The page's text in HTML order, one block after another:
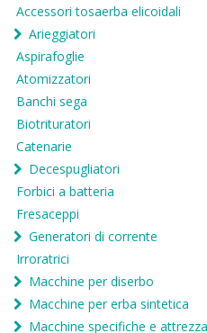
Accessori tosaerba elicoidali
Arieggiatori
Aspirafoglie
Atomizzatori
Banchi sega
Biotrituratori
Catenarie
Decespugliatori
Forbici a batteria
Fresaceppi
Generatori di corrente
Irroratrici
Macchine per diserbo
Macchine per erba sintetica
Macchine specifiche e